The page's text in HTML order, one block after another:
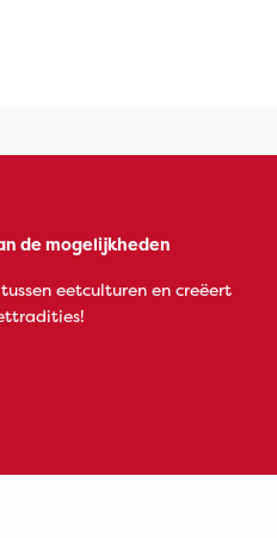
de mogelijkheden
eetculturen en creëert